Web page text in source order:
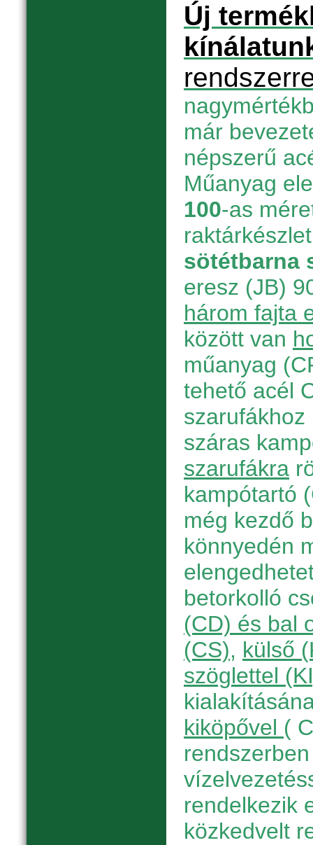
Új
kínálatun
már
népszerű
Műanyag
100-as
sötétbarna
eresz (JB)
három fajta
között van
műanyag
tehető acél
száras
szarufákra
kampótartó
még kezdő
könnyedén
betorkolló
(CD) és bal
(CS), külső
szöglettel
kiköpővel (
rendelkezik
közkedvelt